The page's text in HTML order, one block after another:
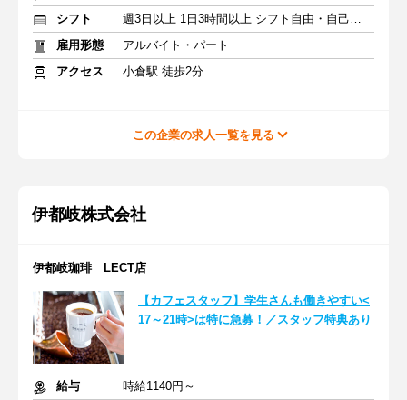
シフト
週3日以上 1日3時間以上 シフト自由・自己申告
雇用形態
アルバイト・パート
アクセス
小倉駅 徒歩2分
この企業の求人一覧を見る
伊都岐株式会社
伊都岐珈琲 LECT店
【カフェスタッフ】学生さんも働きやすい<
17～21時>は特に急募！／スタッフ特典あり
給与
時給1140円～